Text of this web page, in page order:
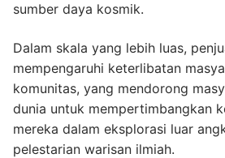
sumber daya kosmik.
Dalam skala yang lebih luas,
mempengaruhi keterlibatan
komunitas, yang mendorong
dunia untuk mempertimbangkan
mereka dalam eksplorasi luar
pelestarian warisan ilmiah.